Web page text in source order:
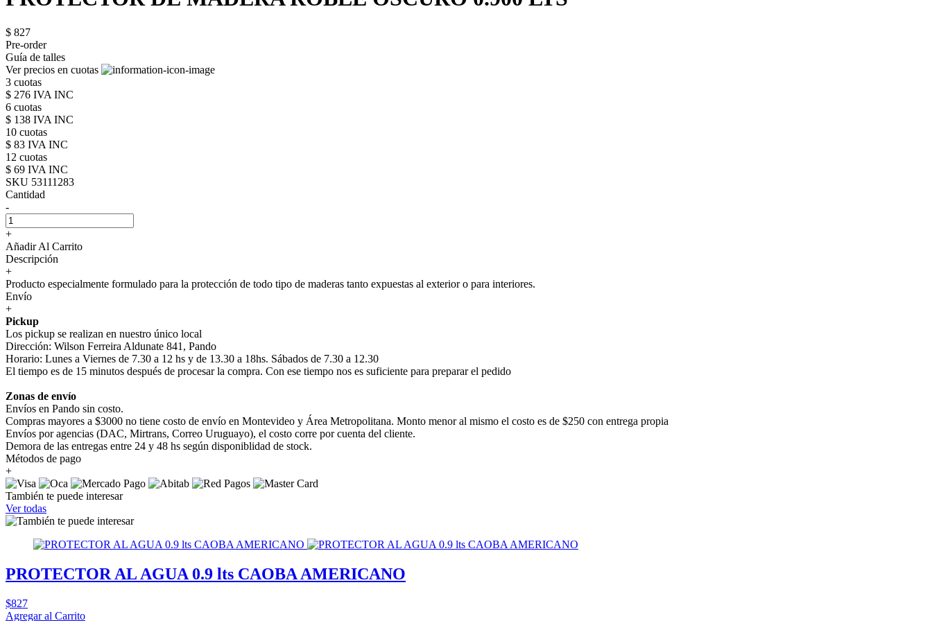
$ 827
Pre-order
Guía de talles
Ver precios en cuotas
3 cuotas
$ 276 IVA INC
6 cuotas
$ 138 IVA INC
10 cuotas
$ 83 IVA INC
12 cuotas
$ 69 IVA INC
SKU 53111283
Cantidad
-
+
Añadir Al Carrito
Descripción
+
Producto especialmente formulado para la protección de todo tipo de maderas tanto expuestas al exterior o para interiores.
Envío
+
Pickup
Los pickup se realizan en nuestro único local
Dirección: Wilson Ferreira Aldunate 841, Pando
Horario: Lunes a Viernes de 7.30 a 12 hs y de 13.30 a 18hs. Sábados de 7.30 a 12.30
El tiempo es de 15 minutos después de procesar la compra. Con ese tiempo nos es suficiente para preparar el pedido
Zonas de envío
Envíos en Pando sin costo.
Compras mayores a $3000 no tiene costo de envío en Montevideo y Área Metropolitana. Monto menor al mismo el costo es de $250 con entrega propia
Envíos por agencias (DAC, Mirtrans, Correo Uruguayo), el costo corre por cuenta del cliente.
Demora de las entregas entre 24 y 48 hs según disponiblidad de stock.
Métodos de pago
+
También te puede interesar
Ver todas
PROTECTOR AL AGUA 0.9 lts CAOBA AMERICANO
$827
Agregar al Carrito